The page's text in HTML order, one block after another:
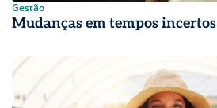
Gestão
Mudanças em tempos incertos